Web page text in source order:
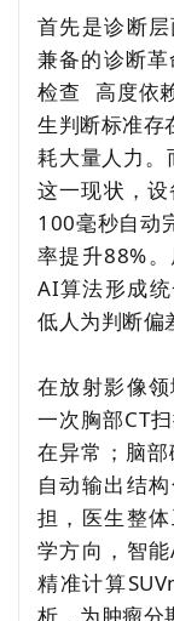
首先是诊断
兼备的诊断革
检查
高度依
生判断标准存
耗大量人力。
这一现状，
100毫秒自动
率提升88%
AI算法形成
低人为判断偏
在放射影像
一次胸部CT
在异常；脑
自动输出结
担，医生整
学方向，智
精准计算
析，为肿瘤分